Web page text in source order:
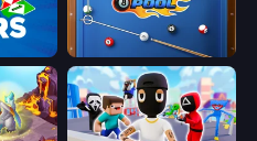
8 Ball Pool